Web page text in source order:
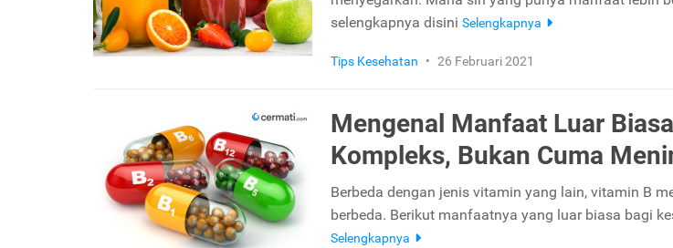
selengkapnya disini Selengkapnya
Tips Kesehatan • 26 Februari 2021
Mengenal Manfaat Luar
Kompleks, Bukan Cuma
Berbeda dengan jenis vitamin yang lain, vitamin B
berbeda. Berikut manfaatnya yang luar biasa bagi
Selengkapnya